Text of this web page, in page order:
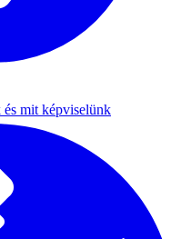
mit képviselünk